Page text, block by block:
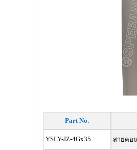
Part No.
YSLY-JZ-4Gx35 สายคอน